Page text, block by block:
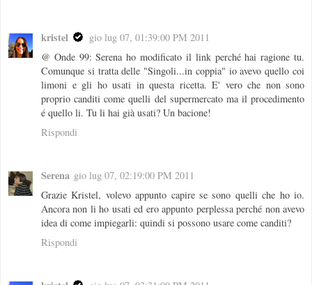
kristel
gio lug 07, 01:39:00 PM 2011
@ Onde 99: Serena ho modificato il link perché hai ragione tu.
Comunque si tratta delle "Singoli...in coppia" io avevo quello coi
limoni e gli ho usati in questa ricetta. E' vero che non sono
proprio canditi come quelli del supermercato ma il procedimento
é quello li. Tu li hai già usati? Un bacione!
Rispondi
Serena gio lug 07, 02:19:00 PM 2011
Grazie Kristel, volevo appunto capire se sono quelli che ho io.
Ancora non li ho usati ed ero appunto perplessa perché non avevo
idea di come impiegarli: quindi si possono usare come canditi?
Rispondi